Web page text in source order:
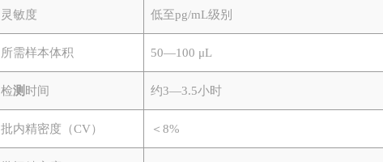
灵敏度 低至pg/mL级别
所需样本体积 50—100 μL
检测 时间 约3—3.5小时
批内精密度（CV） ＜8%